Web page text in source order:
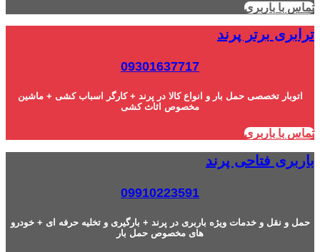
تماس با باربری
ترابری برتر پرند
09301637717
اتوبار تخصصی حمل بار و انواع کالا در پرند + کارگر اسباب کشی + ماشین
مخصوص اثاث کشی
تماس با باربری
باربری فتاحی پرند
09910223591
حمل و نقل و خدمات ویژه باربری در پرند + بارگیری و تخلیه حرفه ای + خودرو
های مخصوص حمل بار